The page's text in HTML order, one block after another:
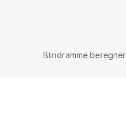
Blindramme beregner